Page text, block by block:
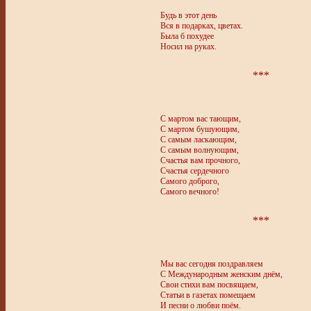
Будь в этот день
Вся в подарках, цветах.
Была б похудее
Носил на руках.
***
С мартом вас тающим,
С мартом бушующим,
С самым ласкающим,
С самым волнующим,
Счастья вам прочного,
Счастья сердечного
Самого доброго,
Самого вечного!
***
Мы вас сегодня поздравляем
С Международным женским днём,
Свои стихи вам посвящаем,
Статьи в газетах помещаем
И песни о любви поём.